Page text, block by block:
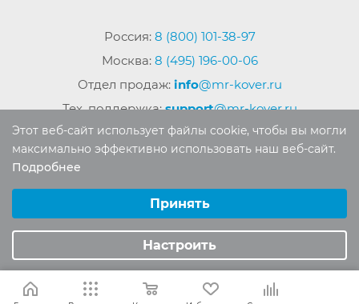
Россия: 8 (800) 101-38-97
Москва: 8 (495) 196-00-06
Отдел продаж: info@mr-kover.ru
Тех. поддержка:support@mr-kover.ru
Авторские права защищены. Воспроизведение
материалов сайта без письменного разрешения
запрещено.
Этот веб-сайт использует файлы cookie, чтобы вы могли
максимально эффективно использовать наш веб-сайт.
Подробнее
Аналитические/Функциональные
Принять
Настроить